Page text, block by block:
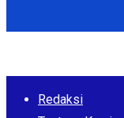
Redaksi